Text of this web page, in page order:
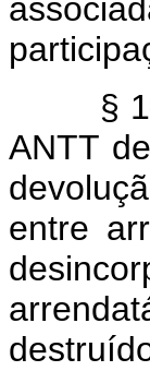
§ 1
ANTT
entre